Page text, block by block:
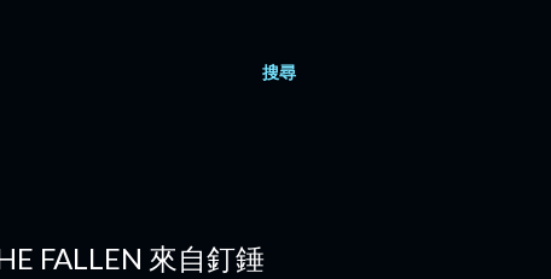
搜尋
FALLEN 來自釘錘